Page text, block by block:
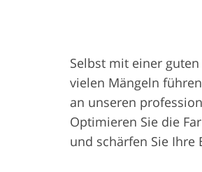
Selbst mit einer
vielen Mängeln
an unseren
Optimieren Sie die
und schärfen Sie Ihre